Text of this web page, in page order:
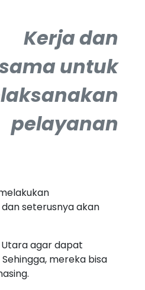
Kerja dan
untuk
pelayanan
seterusnya akan
agar dapat
mereka bisa